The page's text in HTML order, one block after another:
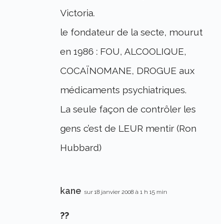
Victoria.
le fondateur de la secte, mourut
en 1986 : FOU, ALCOOLIQUE,
COCAÏNOMANE, DROGUE aux
médicaments psychiatriques.
La seule façon de contrôler les
gens c’est de LEUR mentir (Ron
Hubbard)
kane sur 18 janvier 2008 à 1 h 15 min
??